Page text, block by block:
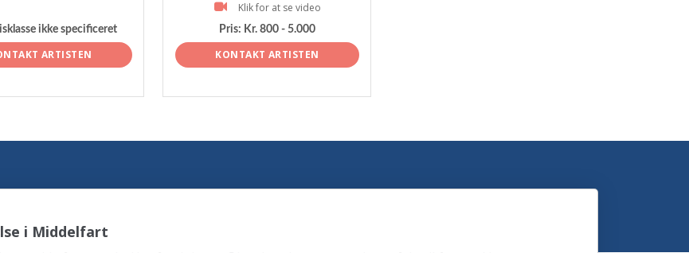
ikke specificeret
ARTISTEN
Klik for at se video
Pris: Kr. 800 - 5.000
KONTAKT ARTISTEN
i Middelfart